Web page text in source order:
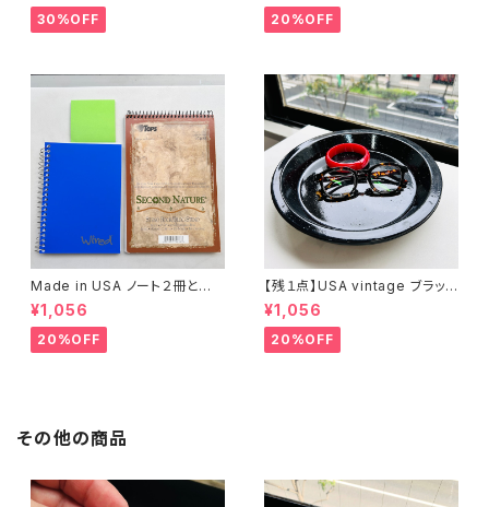
30%OFF 20%OFF
Made in USA ノート２冊とお
まけ
¥1,056
20%OFF
【残１点】USA vintage ブラック
琺瑯プレート
¥1,056
20%OFF
その他の商品